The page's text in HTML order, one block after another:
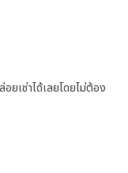
ยเช่าได้เลยโดยไม่ต้อง